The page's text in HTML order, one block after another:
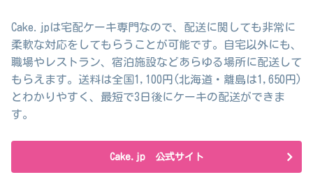
Cake.jpは宅配ケーキ専門なので、配送に関しても非常に
柔軟な対応をしてもらうことが可能です。自宅以外にも、
職場やレストラン、宿泊施設などあらゆる場所に配送して
もらえます。送料は全国1,100円(北海道・離島は1,650円)
とわかりやすく、最短で3日後にケーキの配送ができま
す。
Cake.jp 公式サイト